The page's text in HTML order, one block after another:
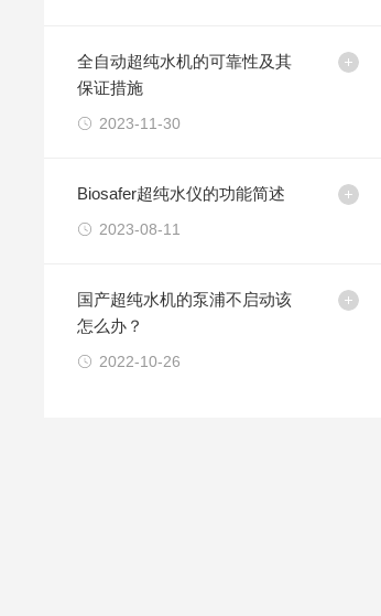
全自动超纯水机的可靠性及其
保证措施
2023-11-30
Biosafer超纯水仪的功能简述
2023-08-11
国产超纯水机的泵浦不启动该
怎么办？
2022-10-26